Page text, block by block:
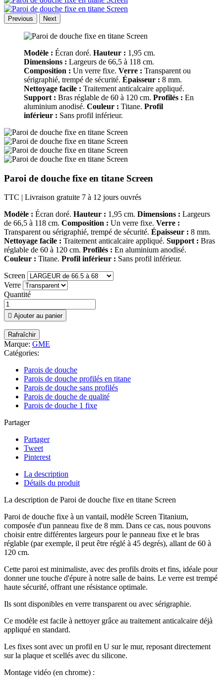
Previous Next
Modèle : Écran doré. Hauteur : 1,95 cm.
Dimensions : Largeurs de 66,5 à 118 cm.
Composition : Un verre fixe. Verre : Transparent ou
sérigraphié, trempé de sécurité. Épaisseur : 8 mm.
Nettoyage facile : Traitement anticalcaire appliqué.
Support : Bras réglable de 60 à 120 cm. Profilés : En
aluminium anodisé. Couleur : Titane. Profil
inférieur : Sans profil inférieur.
Paroi de douche fixe en titane Screen
TTC | Livraison gratuite 7 à 12 jours ouvrés
Modèle : Écran doré. Hauteur : 1,95 cm. Dimensions : Largeurs
de 66,5 à 118 cm. Composition : Un verre fixe. Verre :
Transparent ou sérigraphié, trempé de sécurité. Épaisseur : 8 mm.
Nettoyage facile : Traitement anticalcaire appliqué. Support : Bras
réglable de 60 à 120 cm. Profilés : En aluminium anodisé.
Couleur : Titane. Profil inférieur : Sans profil inférieur.
Screen
Verre
Quantité
 Ajouter au panier
Marque: GME
Catégories:
Parois de douche
Parois de douche profilés en titane
Parois de douche sans profilés
Parois de douche de qualité
Parois de douche 1 fixe
Partager
Partager
Tweet
Pinterest
La description
Détails du produit
La description de Paroi de douche fixe en titane Screen
Paroi de douche fixe à un vantail, modèle Screen Titanium,
composée d'un panneau fixe de 8 mm. Dans ce cas, nous pouvons
choisir entre différentes largeurs pour le panneau fixe et le bras
réglable (par exemple, il peut être réglé à 45 degrés), allant de 60 à
120 cm.
Cette paroi est minimaliste, avec des profils droits et fins, idéale pour
donner une touche d'épure à notre salle de bains. Le verre est trempé
haute sécurité, offrant une résistance optimale.
Ils sont disponibles en verre transparent ou avec sérigraphie.
Ce modèle est facile à nettoyer grâce au traitement anticalcaire déjà
appliqué en standard.
Les fixes sont avec un profil en U sur le mur, reposant directement
sur la plaque et scellés avec du silicone.
Montage vidéo (en chrome) :